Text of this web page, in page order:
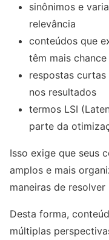
sinônimos e
relevância
conteúdos que
têm mais
respostas
nos resultados
termos LSI
parte da
Isso exige que seus
amplos e mais
maneiras de
Desta forma,
múltiplas